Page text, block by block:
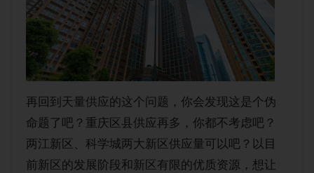
再回到天量供应的这个问题，你会发现这是个伪
命题了吧？重庆区县供应再多，你都不考虑吧？
两江新区、科学城两大新区供应量可以吧？以目
前新区的发展阶段和新区有限的优质资源，想让